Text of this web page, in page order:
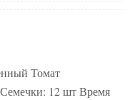
Томат
12 шт Время